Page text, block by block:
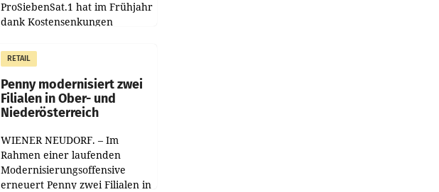
ProSiebenSat.1 hat im Frühjahr
dank Kostensenkungen
gemacht und die
Markterwartung deutlich
übertroffen.
RETAIL
Penny modernisiert zwei
Filialen in Ober- und
Niederösterreich
WIENER NEUDORF. – Im
Rahmen einer laufenden
Modernisierungsoffensive
erneuert Penny zwei Filialen in